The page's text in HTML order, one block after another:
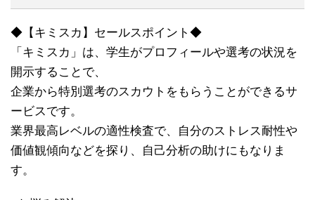
◆【キミスカ】セールスポイント◆
「キミスカ」は、学生がプロフィールや選考の状況を
開示することで、
企業から特別選考のスカウトをもらうことができるサ
ービスです。
業界最高レベルの適性検査で、自分のストレス耐性や
価値観傾向などを探り、自己分析の助けにもなりま
す。